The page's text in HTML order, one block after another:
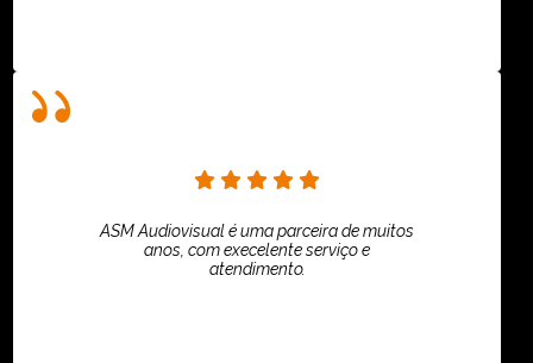
ASM Audiovisual é uma parceira de muitos
anos, com execelente serviço e
atendimento.